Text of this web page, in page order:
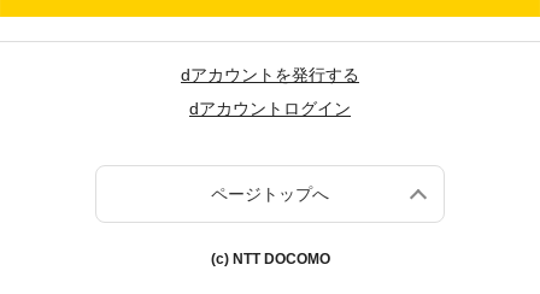
dアカウントを発行する
dアカウントログイン
ページトップへ
(c) NTT DOCOMO